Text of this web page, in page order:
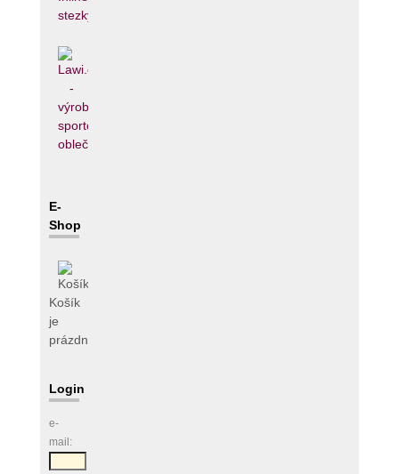
E-
Shop
Košík
je
prázdný
Login
e-
mail: